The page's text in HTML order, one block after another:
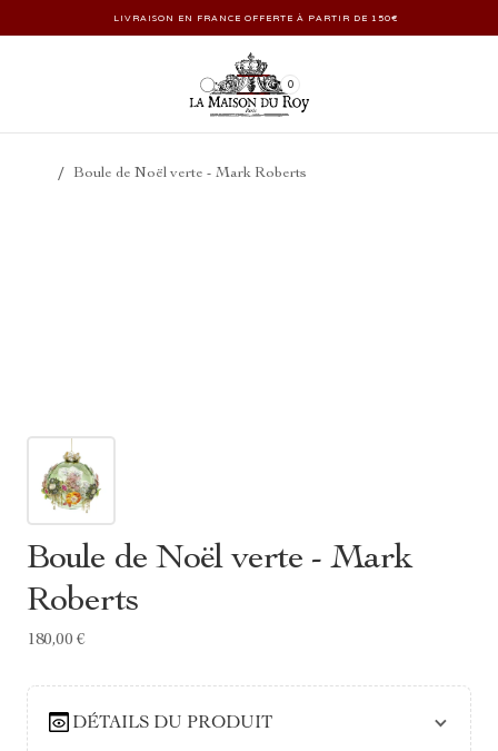
LIVRAISON EN FRANCE OFFERTE À PARTIR DE 150€
0
/ Boule de Noël verte - Mark Roberts
Boule de Noël verte - Mark
Roberts
180,00 €
DÉTAILS DU PRODUIT